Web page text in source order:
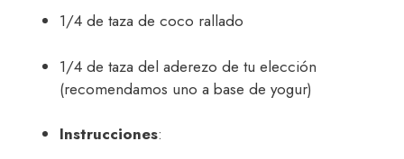
1/4 de taza de coco rallado
1/4 de taza del aderezo de tu elección
(recomendamos uno a base de yogur)
Instrucciones: